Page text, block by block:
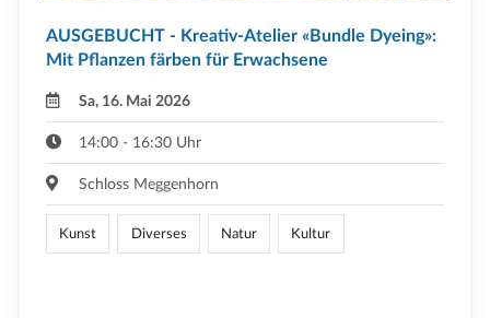
AUSGEBUCHT - Kreativ-Atelier «Bundle Dyeing»:
Mit Pflanzen färben für Erwachsene
Sa, 16. Mai 2026
14:00 - 16:30 Uhr
Schloss Meggenhorn
Kunst Diverses Natur Kultur